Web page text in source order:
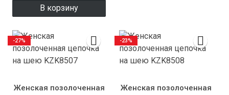
В корзину
Женская позолоченная
-27%
Женская позолоченная
-23%